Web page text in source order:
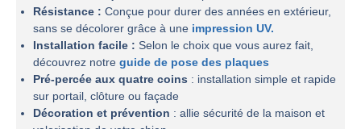
Résistance : Conçue pour durer des années en extérieur,
sans se décolorer grâce à une impression UV.
Installation facile : Selon le choix que vous aurez fait,
découvrez notre guide de pose des plaques
Pré-percée aux quatre coins : installation simple et rapide
sur portail, clôture ou façade
Décoration et prévention : allie sécurité de la maison et